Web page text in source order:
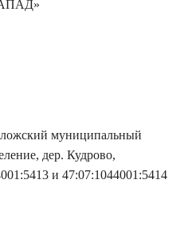
муниципальный
дер. Кудрово,
и 47:07:1044001:5414